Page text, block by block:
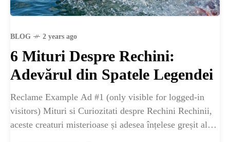
BLOG 2 years ago
6 Mituri Despre Rechini:
Adevărul din Spatele Legendei
Reclame Example Ad #1 (only visible for logged-in
visitors) Mituri si Curiozitati despre Rechini Rechinii,
aceste creaturi misterioase și adesea înțelese greșit ale
NATURĂ
STIRI
ȘTIINȚA
ANIMALE